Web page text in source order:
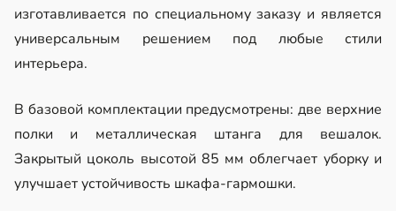
изготавливается по специальному заказу и является
универсальным решением под любые стили
интерьера.
В базовой комплектации предусмотрены: две верхние
полки и металлическая штанга для вешалок.
Закрытый цоколь высотой 85 мм облегчает уборку и
улучшает устойчивость шкафа-гармошки.